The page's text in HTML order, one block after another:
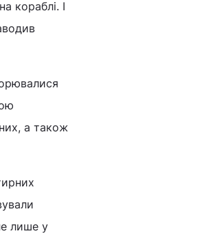
кораблі. І
а також
лише у